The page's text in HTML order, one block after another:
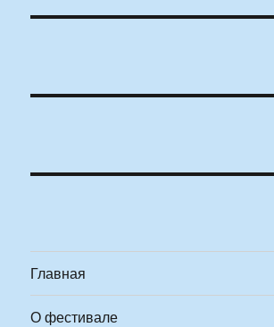
Главная
О фестивале